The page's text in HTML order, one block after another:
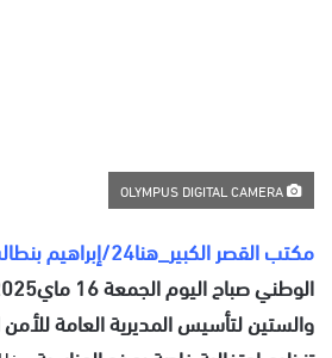
مكتب القصر الكبير_هنا24/إبراهيم بنطالب
والستين لتأسيس المديرية العامة